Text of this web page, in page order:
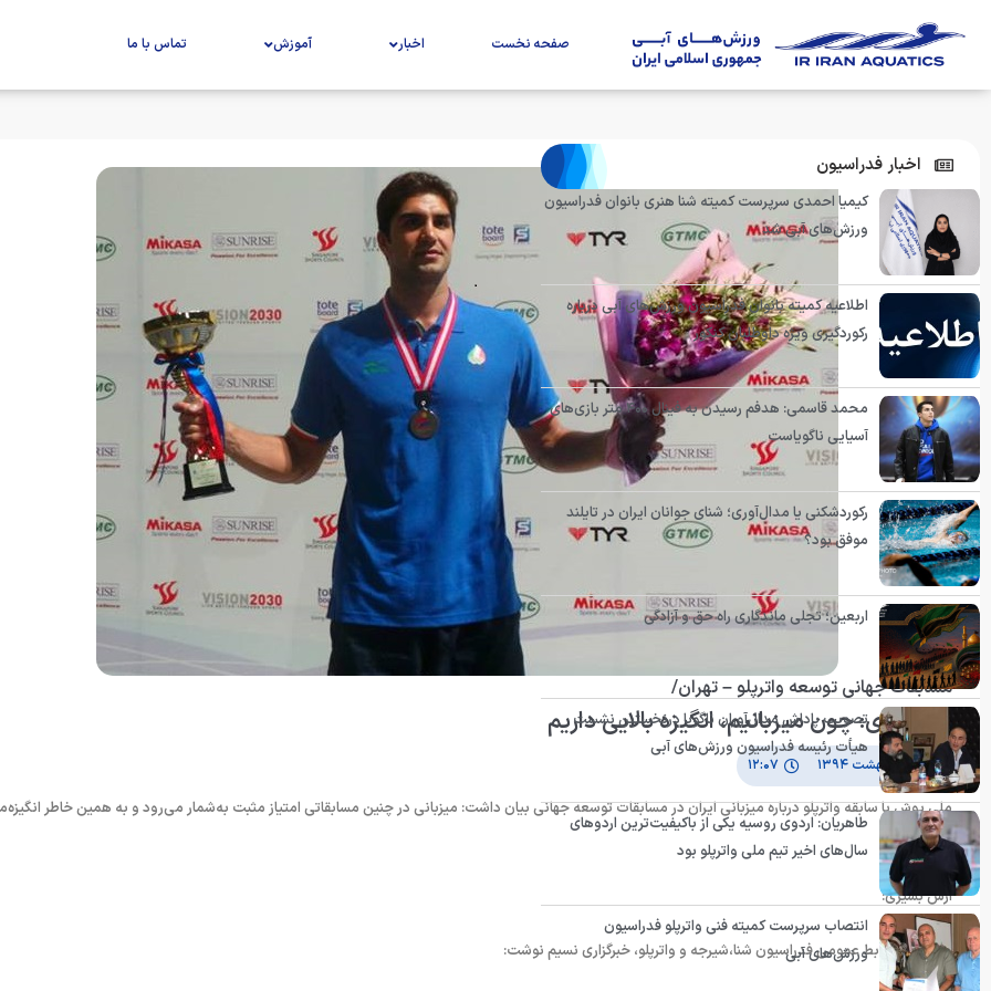
صفحه نخست اخبار آموزش تماس با ما
مسابقات جهانی توسعه واترپلو – تهران/
میرمهدی: چون میزبانیم، انگیزه بالایی داریم
۵ اردیبهشت ۱۳۹۴ ۱۲:۰۷
ملی پوش با سابقه واترپلو درباره میزبانی ایران در مسابقات توسعه جهانی بیان داشت: میزبانی در چنین مسابقاتی امتیاز مثبت به‌شمار می‌رود و به‌ همین خاطر
بالاست.
آرش بشیری:
به گزارش روابط عمومی فدراسیون شنا،شیرجه و واترپلو، خبرگزاری نسیم نوشت:
اخبار فدراسیون
کیمیا احمدی سرپرست کمیته شنا هنری بانوان فدراسیون
ورزش‌های آبی شد
اطلاعیه کمیته بانوان فدراسیون ورزش‌های آبی درباره
رکوردگیری ویژه داوطلبان کنکور
محمد قاسمی: هدفم رسیدن به فینال ۴۰۰ متر بازی‌های
آسیایی ناگویاست
رکوردشکنی یا مدال‌آوری؛ شنای جوانان ایران در تایلند
موفق بود؟
اربعین؛ تجلی ماندگاری راه حق و آزادگی
تصویب پاداش مدال‌آوران ناگویا درنخستین نشست
هیأت رئیسه فدراسیون ورزش‌های آبی
طاهریان: اردوی روسیه یکی از باکیفیت‌ترین اردوهای
سال‌های اخیر تیم ملی واترپلو بود
انتصاب سرپرست کمیته فنی واترپلو فدراسیون
ورزش‌های آبی